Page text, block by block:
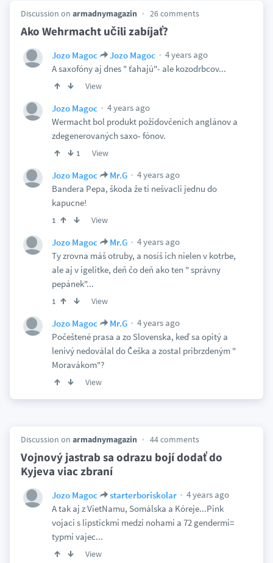
Discussion on armadnymagazin 26 comments
Ako Wehrmacht učili zabíjať?
Jozo Magoc Jozo Magoc
4 years ago
A saxofóny aj dnes " ťahajú"- ale kozodrbcov...
View
Jozo Magoc
4 years ago
Wermacht bol produkt požidovčeních anglánov a
zdegenerovaných saxo- fónov.
1 View
Jozo Magoc Mr.G
4 years ago
Bandera Pepa, škoda že ti nešvacli jednu do
kapucne!
1 View
Jozo Magoc Mr.G
4 years ago
Ty zrovna máš otruby, a nosíš ich nielen v kotrbe,
ale aj v igelitke, deň čo deň ako ten " správny
pepánek"...
1 View
Jozo Magoc Mr.G
4 years ago
Počeštené prasa a zo Slovenska, keď sa opitý a
lenivý nedoválal do Češka a zostal pribrzdeným "
Moravákom"?
View
Discussion on armadnymagazin 44 comments
Vojnový jastrab sa odrazu bojí dodať do
Kyjeva viac zbraní
Jozo Magoc starterboriskolar
4 years ago
A tak aj z VietNamu, Somálska a Kóreje...Pink
vojaci s lipstickmi medzi nohami a 72 gendermi=
typmi vajec...
View